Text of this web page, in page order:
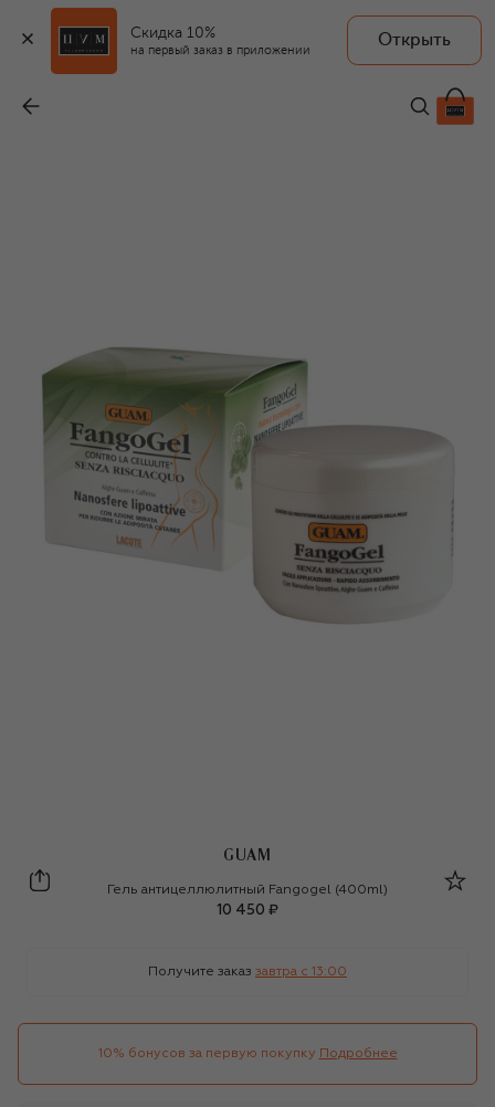
Скидка 10%
на первый заказ в приложении
Открыть
GUAM
10 450 ₽
GUAM
GUAM
Гель антицеллюлитный Fangogel (400ml)
10 450 ₽
Получите заказ завтра c 13:00
10% бонусов за первую покупку Подробнее